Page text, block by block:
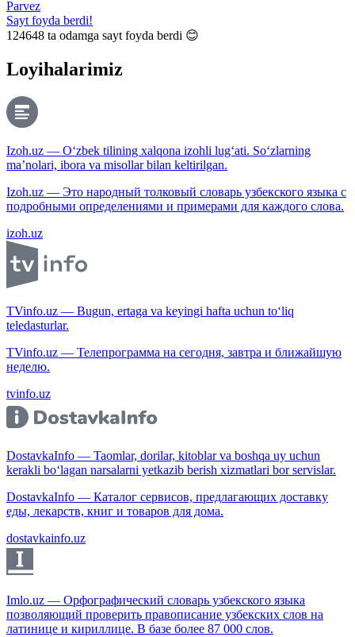
Parvez
Sayt foyda berdi!
124648 ta odamga sayt foyda berdi 😊
Loyihalarimiz
Izoh.uz — O‘zbek tilining xalqona izohli lug‘ati. So‘zlarning
ma’nolari, ibora va misollar bilan keltirilgan.
Izoh.uz — Это народный толковый словарь узбекского языка с
подробными определениями и примерами для каждого слова.
izoh.uz
TVinfo.uz — Bugun, ertaga va keyingi hafta uchun to‘liq
teledasturlar.
TVinfo.uz — Телепрограмма на сегодня, завтра и ближайшую
неделю.
tvinfo.uz
DostavkaInfo — Taomlar, dorilar, kitoblar va boshqa uy uchun
kerakli bo‘lagan narsalarni yetkazib berish xizmatlari bor servislar.
DostavkaInfo — Каталог сервисов, предлагающих доставку
еды, лекарств, книг и товаров для дома.
dostavkainfo.uz
Imlo.uz — Орфографический словарь узбекского языка
позволяющий проверить правописание узбекских слов на
латинице и кириллице. В базе более 87 000 слов.